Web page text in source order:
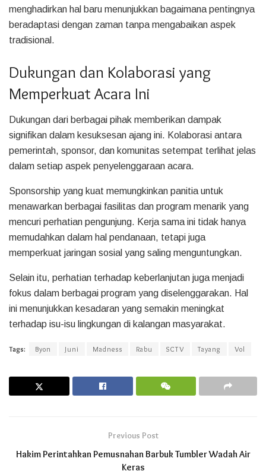
menghadirkan hal baru menunjukkan bagaimana pentingnya
beradaptasi dengan zaman tanpa mengabaikan aspek
tradisional.
Dukungan dan Kolaborasi yang
Memperkuat Acara Ini
Dukungan dari berbagai pihak memberikan dampak
signifikan dalam kesuksesan ajang ini. Kolaborasi antara
pemerintah, sponsor, dan komunitas setempat terlihat jelas
dalam setiap aspek penyelenggaraan acara.
Sponsorship yang kuat memungkinkan panitia untuk
menawarkan berbagai fasilitas dan program menarik yang
mencuri perhatian pengunjung. Kerja sama ini tidak hanya
memudahkan dalam hal pendanaan, tetapi juga
memperkuat jaringan sosial yang saling menguntungkan.
Selain itu, perhatian terhadap keberlanjutan juga menjadi
fokus dalam berbagai program yang diselenggarakan. Hal
ini menunjukkan kesadaran yang semakin meningkat
terhadap isu-isu lingkungan di kalangan masyarakat.
Tags: Byon Juni Madness Rabu SCTV Tayang Vol
Previous Post
Hakim Perintahkan Pemusnahan Barbuk Tumbler Wadah Air
Keras